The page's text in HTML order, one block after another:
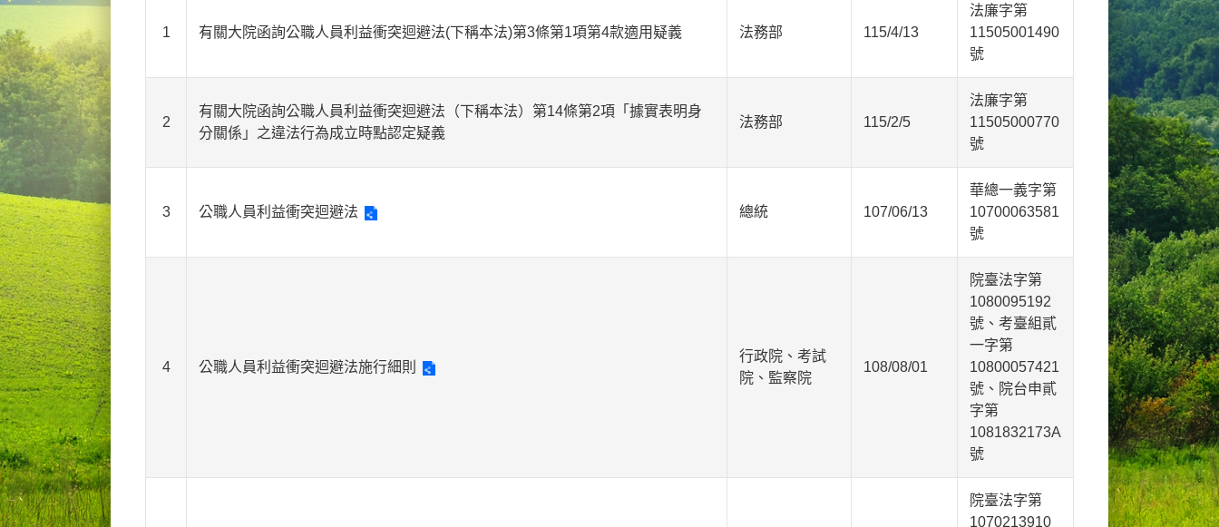
1 有關大院函詢公職人員利益衝突迴避法(下稱本法)第3條第1項第4款適用疑義 法務部 115/4/13
法廉字第
11505001490
號
2
有關大院函詢公職人員利益衝突迴避法（下稱本法）第14條第2項「據實表明身
分關係」之違法行為成立時點認定疑義
法務部 115/2/5
法廉字第
11505000770
號
3 公職人員利益衝突迴避法 總統 107/06/13
華總一義字第
10700063581
號
4 公職人員利益衝突迴避法施行細則
行政院、考試
院、監察院
108/08/01
院臺法字第
1080095192
號、考臺組貳
一字第
10800057421
號、院台申貳
字第
1081832173A
號
院臺法字第
1070213910